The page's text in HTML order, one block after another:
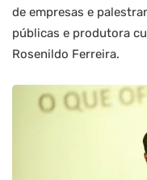
de empresas e
públicas e produtora
Rosenildo Ferreira.